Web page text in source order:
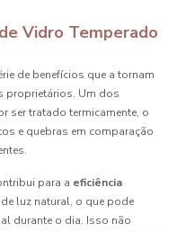
Vidro Temperado
de benefícios que a tornam
proprietários. Um dos
ser tratado termicamente, o
e quebras em comparação
para a eficiência
luz natural, o que pode
durante o dia. Isso não